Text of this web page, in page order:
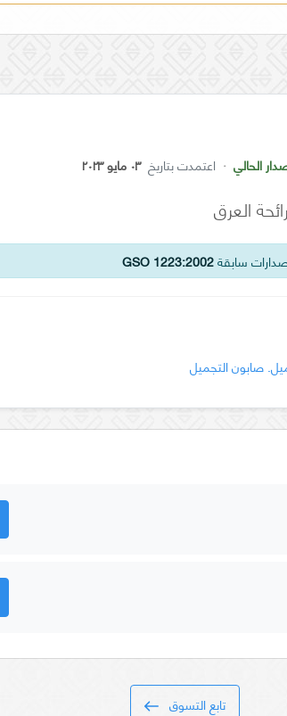
الحالي · اعتمدت بتاريخ ٠٣ مايو ٢٠٢٣
العرق
سابقةGSO 1223:2002
صابون التجميل
تابع التسوق